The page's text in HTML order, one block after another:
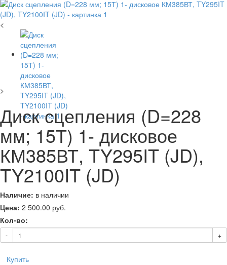
<
>
Диск сцепления (D=228
мм; 15Т) 1- дисковое
КМ385ВТ, TY295IT (JD),
TY2100IT (JD)
Наличие: в наличии
Цена: 2 500.00 руб.
Кол-во:
- +
Купить